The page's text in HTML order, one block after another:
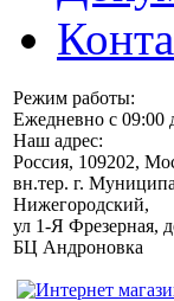
Режим работы:
Ежедневно с 09:00
Наш адрес:
Россия, 109202,
вн.тер. г.
Нижегородский,
ул 1-Я Фрезерная,
БЦ Андроновка